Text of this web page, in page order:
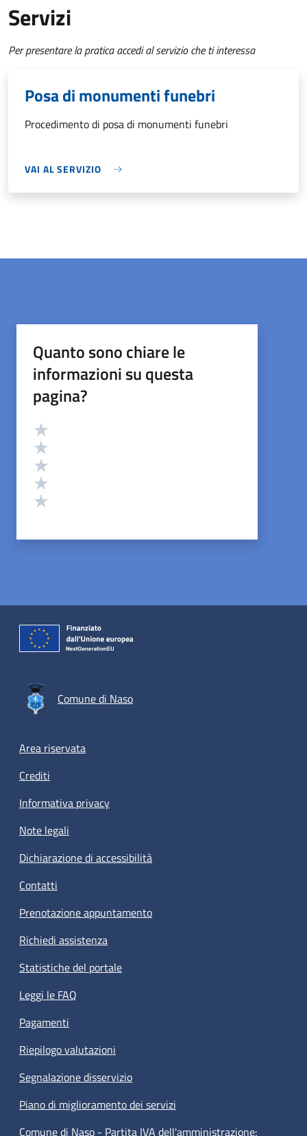
Servizi
Per presentare la pratica accedi al servizio che ti interessa
Posa di monumenti funebri
Procedimento di posa di monumenti funebri
VAI AL SERVIZIO
Quanto sono chiare le
informazioni su questa
pagina?
Valutazione
Comune di Naso
Footer menu
Area riservata
Crediti
Informativa privacy
Note legali
Dichiarazione di accessibilità
Contatti
Prenotazione appuntamento
Richiedi assistenza
Statistiche del portale
Leggi le FAQ
Pagamenti
Riepilogo valutazioni
Segnalazione disservizio
Piano di miglioramento dei servizi
Comune di Naso - Partita IVA dell'amministrazione: